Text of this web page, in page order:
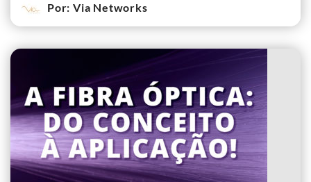
Por: Via Networks